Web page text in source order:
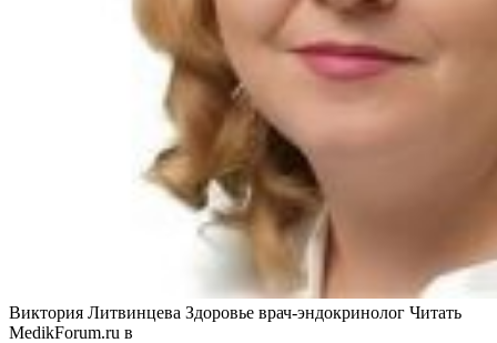
Виктория Литвинцева Здоровье врач-эндокринолог Читать
MedikForum.ru в